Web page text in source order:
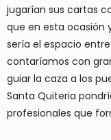
jugarían sus cartas
que en esta ocasión
sería el espacio
contaríamos con
guiar la caza a los
Santa Quiteria
profesionales que